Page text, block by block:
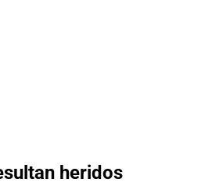
heridos